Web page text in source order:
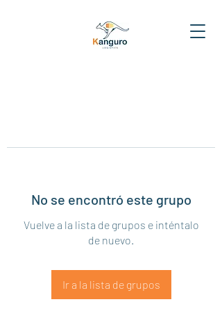
No se encontró este grupo
Vuelve a la lista de grupos e inténtalo
de nuevo.
Ir a la lista de grupos